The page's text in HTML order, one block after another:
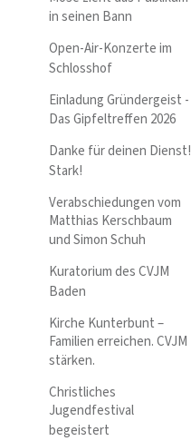
in seinen Bann
Open-Air-Konzerte im
Schlosshof
Einladung Gründergeist -
Das Gipfeltreffen 2026
Danke für deinen Dienst!
Stark!
Verabschiedungen vom
Matthias Kerschbaum
und Simon Schuh
Kuratorium des CVJM
Baden
Kirche Kunterbunt –
Familien erreichen. CVJM
stärken.
Christliches
Jugendfestival
begeistert